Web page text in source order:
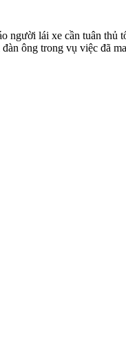
người lái xe cần tuân thủ
ông trong vụ việc đã